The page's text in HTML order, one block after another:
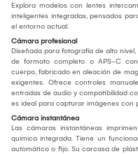
Explora modelos con lentes
inteligentes integradas, pensados
el entorno actual.
Cámara profesional
Diseñada para fotografía de alto nivel,
de formato completo o APS-C
cuerpo, fabricado en aleación de
exigentes. Ofrece controles
entradas de audio y compatibilidad
es ideal para capturar imágenes con
Cámara instantánea
Las cámaras instantáneas
química integrada. Tiene un
automático o fijo. Su carcasa de